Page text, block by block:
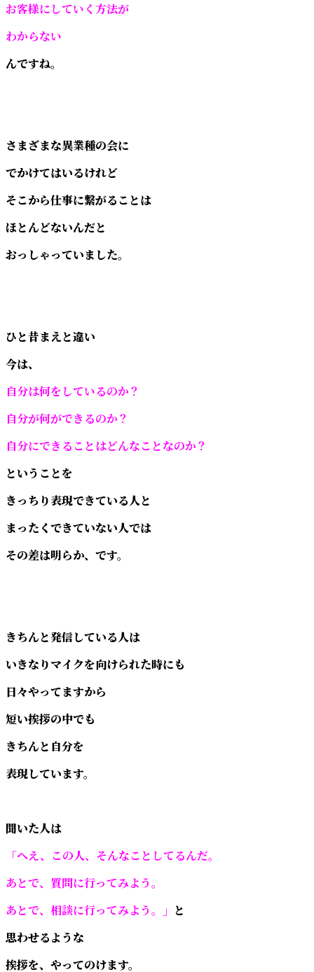
お客様にしていく方法が
わからない
んですね。
さまざまな異業種の会に
でかけてはいるけれど
そこから仕事に繋がることは
ほとんどないんだと
おっしゃっていました。
ひと昔まえと違い
今は、
自分は何をしているのか？
自分が何ができるのか？
自分にできることはどんなことなのか？
ということを
きっちり表現できている人と
まったくできていない人では
その差は明らか、です。
きちんと発信している人は
いきなりマイクを向けられた時にも
日々やってますから
短い挨拶の中でも
きちんと自分を
表現しています。
聞いた人は
「へえ、この人、そんなことしてるんだ。
あとで、質問に行ってみよう。
あとで、相談に行ってみよう。」 と
思わせるような
挨拶を、やってのけます。